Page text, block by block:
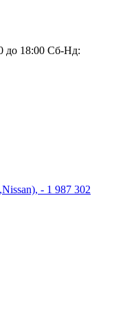
до 18:00 Сб-Нд:
- 1 987 302